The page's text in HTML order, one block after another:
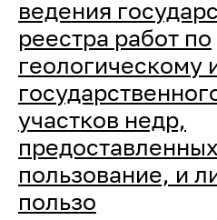
ведения
реестра работ по
геологическому
участков недр,
пользование, и
пользо